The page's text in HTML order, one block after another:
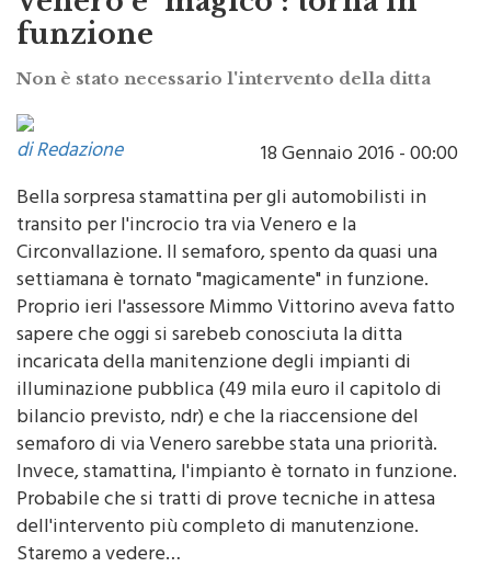
Venero è "magico": torna in
funzione
di Redazione
18 Gennaio 2016 - 00:00
Bella sorpresa stamattina per gli automobilisti in
transito per l'incrocio tra via Venero e la
Circonvallazione. Il semaforo, spento da quasi una
settiamana è tornato "magicamente" in funzione.
Proprio ieri l'assessore Mimmo Vittorino aveva fatto
sapere che oggi si sarebeb conosciuta la ditta
incaricata della manitenzione degli impianti di
illuminazione pubblica (49 mila euro il capitolo di
bilancio previsto, ndr) e che la riaccensione del
semaforo di via Venero sarebbe stata una priorità.
Invece, stamattina, l'impianto è tornato in funzione.
Probabile che si tratti di prove tecniche in attesa
dell'intervento più completo di manutenzione.